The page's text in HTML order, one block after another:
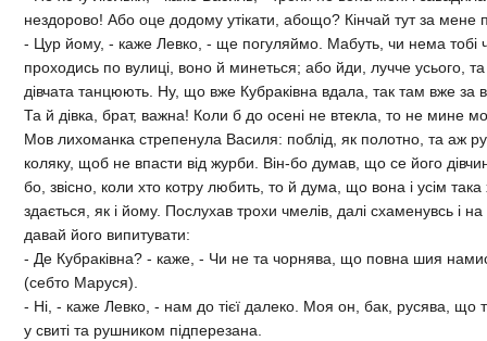
нездорово! Або оце додому утiкати, абощо? Кiнчай тут за мене
- Цур йому, - каже Левко, - ще погуляймо. Мабуть, чи нема тобi
проходись по вулицi, воно й минеться; або йди, лучче усього,
дiвчата танцюють. Ну, що вже Кубракiвна вдала, так там вже за
Та й дiвка, брат, важна! Коли б до осенi не втекла, то не мине
Мов лихоманка стрепенула Василя: поблiд, як полотно, та аж
коляку, щоб не впасти вiд журби. Вiн-бо думав, що се його
бо, звiсно, коли хто котру любить, то й дума, що вона i усiм
здається, як i йому. Послухав трохи чмелiв, далi схаменувсь i
давай його випитувати:
- Де Кубракiвна? - каже, - Чи не та чорнява, що повна шия
(себто Маруся).
- Нi, - каже Левко, - нам до тiєї далеко. Моя он, бак, русява, що
у свитi та рушником пiдперезана.